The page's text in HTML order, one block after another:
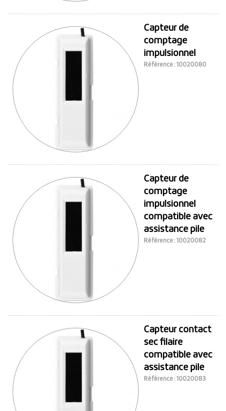
Capteur de
comptage
impulsionnel
Référence : 10020080
Capteur de
comptage
impulsionnel
compatible avec
assistance pile
Référence : 10020082
Capteur contact
sec filaire
compatible avec
assistance pile
Référence : 10020083